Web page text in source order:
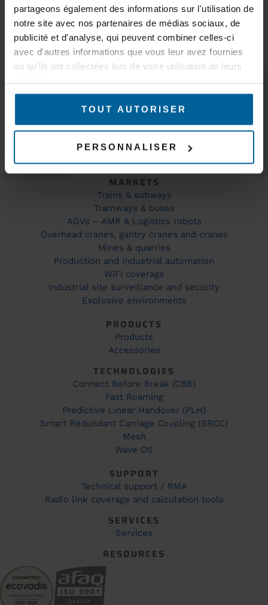
partageons également des informations sur l'utilisation de
notre site avec nos partenaires de médias sociaux, de
publicité et d'analyse, qui peuvent combiner celles-ci
avec d'autres informations que vous leur avez fournies
ou qu'ils ont collectées lors de votre utilisation de leurs
TOUT AUTORISER
PERSONNALISER
Subscribe
KEEP IN TOUCH
MARKETS
Trains & subways
Tramways & buses
AGVs – AMR & Logistics robots
Overhead cranes, gantry cranes and cranes
Mines & quarries
Production and industrial automation
WiFi coverage
Industrial site surveillance and security
Explosive environments
PRODUCTS
Products
Accessories
TECHNOLOGIES
Connect Before Break (CBB)
Fast Roaming
Predictive Linear Handover (PLH)
Smart Redundant Carriage Coupling (SRCC)
Mesh
Wave OS
SUPPORT
Technical support / RMA
Radio link coverage and calculation tools
SERVICES
Services
RESOURCES